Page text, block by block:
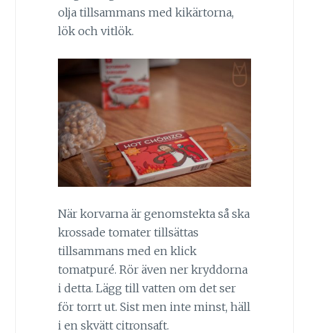
olja tillsammans med kikärtorna,
lök och vitlök.
När korvarna är genomstekta så ska
krossade tomater tillsättas
tillsammans med en klick
tomatpuré. Rör även ner kryddorna
i detta. Lägg till vatten om det ser
för torrt ut. Sist men inte minst, häll
i en skvätt citronsaft.